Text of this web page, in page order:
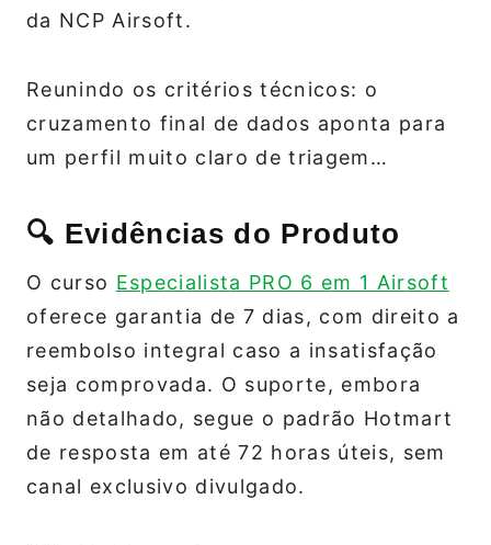
da NCP Airsoft.
Reunindo os critérios técnicos: o
cruzamento final de dados aponta para
um perfil muito claro de triagem…
🔍 Evidências do Produto
O curso Especialista PRO 6 em 1 Airsoft
oferece garantia de 7 dias, com direito a
reembolso integral caso a insatisfação
seja comprovada. O suporte, embora
não detalhado, segue o padrão Hotmart
de resposta em até 72 horas úteis, sem
canal exclusivo divulgado.